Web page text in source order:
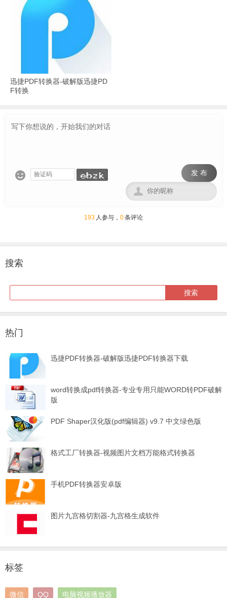
迅捷PDF转换器-破解版迅捷PD
F转换
 发 布

193 人参与， 0条评论
搜索
热门
迅捷PDF转换器-破解版迅捷PDF转换器下载
word转换成pdf转换器-专业专用只能WORD转PDF破解
版
PDF Shaper汉化版(pdf编辑器) v9.7 中文绿色版
格式工厂转换器-视频图片文档万能格式转换器
手机PDF转换器安卓版
图片九宫格切割器-九宫格生成软件
标签
微信 QQ 电脑视频播放器